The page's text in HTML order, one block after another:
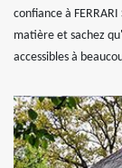
confiance à
matière et sachez
accessibles à